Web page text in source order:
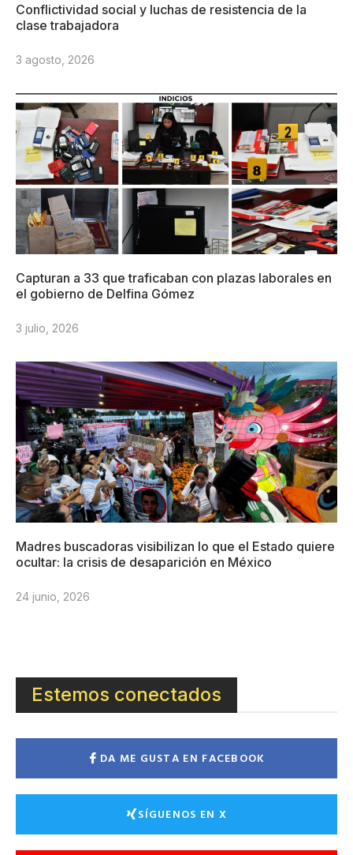
Conflictividad social y luchas de resistencia de la
clase trabajadora
3 agosto, 2026
Capturan a 33 que traficaban con plazas laborales en
el gobierno de Delfina Gómez
3 julio, 2026
Madres buscadoras visibilizan lo que el Estado quiere
ocultar: la crisis de desaparición en México
24 junio, 2026
Estemos conectados
DA ME GUSTA EN FACEBOOK
SÍGUENOS EN X